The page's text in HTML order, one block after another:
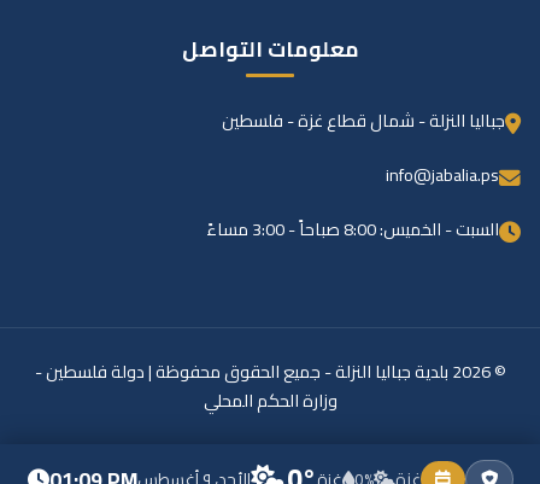
معلومات التواصل
جباليا النزلة - شمال قطاع غزة - فلسطين
info@jabalia.ps
السبت - الخميس: 8:00 صباحاً - 3:00 مساءً
© 2026 بلدية جباليا النزلة - جميع الحقوق محفوظة | دولة فلسطين -
وزارة الحكم المحلي